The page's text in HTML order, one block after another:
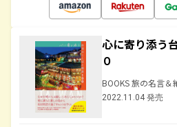
心に寄り添う
０
BOOKS 旅の名言＆
2022.11.04 発売